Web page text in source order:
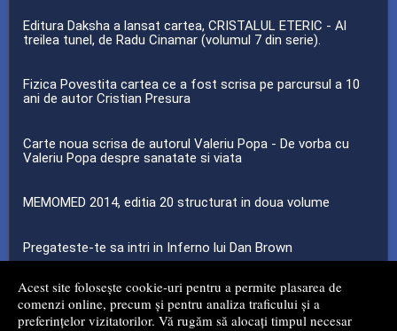
Acest site folosește cookie-uri pentru a permite plasarea de
comenzi online, precum și pentru analiza traficului și a
preferințelor vizitatorilor. Vă rugăm să alocați timpul necesar
Editura Daksha a lansat cartea, CRISTALUL ETERIC - Al
treilea tunel, de Radu Cinamar (volumul 7 din serie).
Fizica Povestita cartea ce a fost scrisa pe parcursul a 10
ani de autor Cristian Presura
Carte noua scrisa de autorul Valeriu Popa - De vorba cu
Valeriu Popa despre sanatate si viata
MEMOMED 2014, editia 20 structurat in doua volume
Pregateste-te sa intri in Inferno lui Dan Brown
...toate știrile